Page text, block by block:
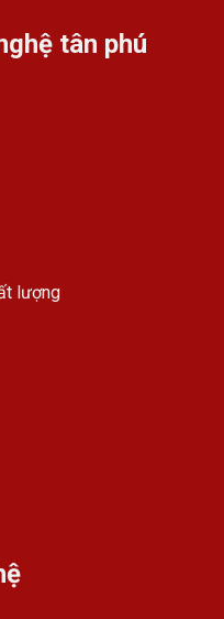
tân phú
lượng